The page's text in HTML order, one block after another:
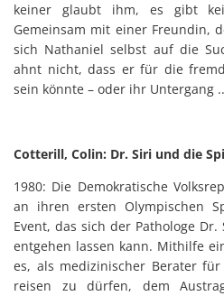
keiner glaubt ihm, es gibt
Gemeinsam mit einer Freundin,
sich Nathaniel selbst auf die
ahnt nicht, dass er für die
sein könnte – oder ihr Untergang
Cotterill, Colin: Dr. Siri und die
1980: Die Demokratische
an ihren ersten Olympischen
Event, das sich der Pathologe
entgehen lassen kann. Mithilfe
es, als medizinischer Berater
reisen zu dürfen, dem